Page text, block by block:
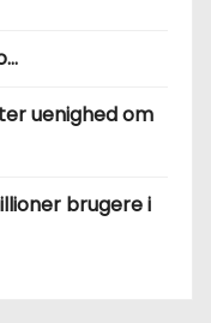
uenighed om
brugere i